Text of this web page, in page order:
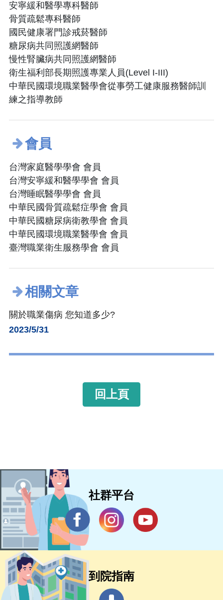
安寧緩和醫學專科醫師
骨質疏鬆專科醫師
國民健康署門診戒菸醫師
糖尿病共同照護網醫師
慢性腎臟病共同照護網醫師
衛生福利部長期照護專業人員(Level I-III)
中華民國環境職業醫學會從事勞工健康服務醫師訓
練之指導教師
會員
台灣家庭醫學學會 會員
台灣安寧緩和醫學學會 會員
台灣睡眠醫學學會 會員
中華民國骨質疏鬆症學會 會員
中華民國糖尿病衛教學會 會員
中華民國環境職業醫學會 會員
臺灣職業衛生服務學會 會員
相關文章
關於職業傷病 您知道多少?
2023/5/31
回上頁
社群平台
到院指南